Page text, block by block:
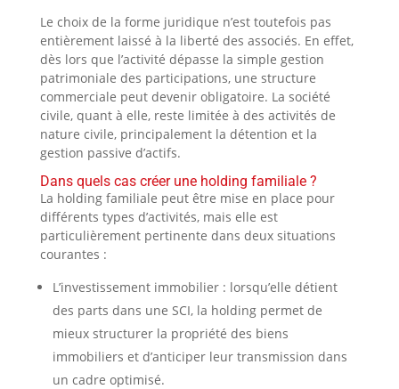
Le choix de la forme juridique n’est toutefois pas
entièrement laissé à la liberté des associés. En effet,
dès lors que l’activité dépasse la simple gestion
patrimoniale des participations, une structure
commerciale peut devenir obligatoire. La société
civile, quant à elle, reste limitée à des activités de
nature civile, principalement la détention et la
gestion passive d’actifs.
Dans quels cas créer une holding familiale ?
La holding familiale peut être mise en place pour
différents types d’activités, mais elle est
particulièrement pertinente dans deux situations
courantes :
L’investissement immobilier : lorsqu’elle détient
des parts dans une SCI, la holding permet de
mieux structurer la propriété des biens
immobiliers et d’anticiper leur transmission dans
un cadre optimisé.